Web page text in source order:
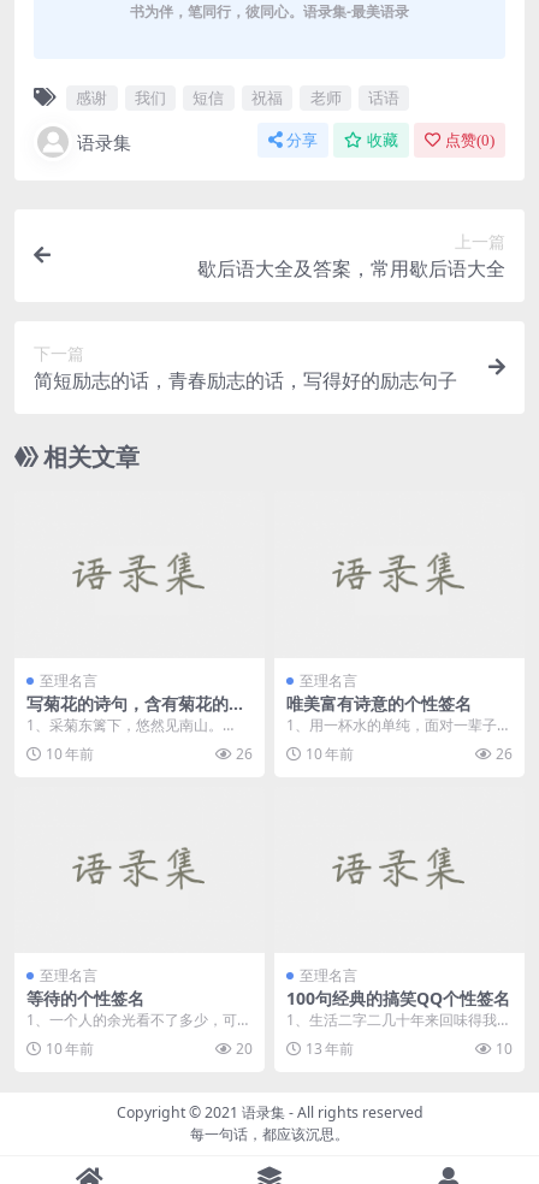
书为伴，笔同行，彼同心。语录集-最美语录
感谢 我们 短信 祝福 老师 话语
语录集 分享 收藏 点赞(0)
上一篇
歇后语大全及答案，常用歇后语大全
下一篇
简短励志的话，青春励志的话，写得好的励志句子
相关文章
至理名言
写菊花的诗句，含有菊花的诗
句1、采菊东篱下，悠然见南山。
—— 陶渊明《饮酒&mid...
10 年前 26
至理名言
唯美富有诗意的个性签名
1、用一杯水的单纯，面对一辈子的
复杂。 2、刚要成熟，又要老去，
时...10 年前 26
至理名言
等待的个性签名
1、一个人的余光看不了多少，可我
的余光满满的都是你。 2、你还不
来...10 年前 20
至理名言
100句经典的搞笑QQ个性签名
1、生活二字二几十年来回味得我大
小脑抽搐，脊髓痉挛。始终不得要
领。 ...
13 年前 10
Copyright © 2021 语录集- All rights reserved
每一句话，都应该沉思。